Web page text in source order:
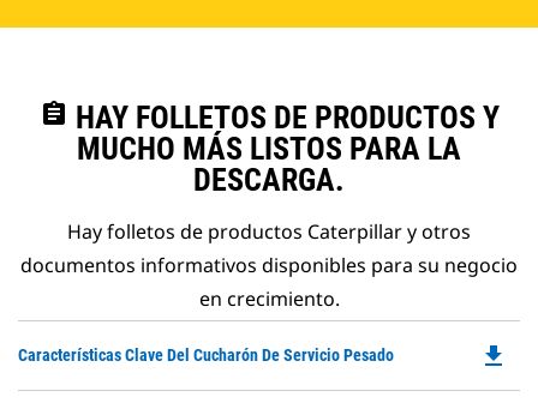
assignment HAY FOLLETOS DE PRODUCTOS Y
MUCHO MÁS LISTOS PARA LA
DESCARGA.
Hay folletos de productos Caterpillar y otros
documentos informativos disponibles para su negocio
en crecimiento.
Características Clave Del Cucharón De Servicio Pesado file_download